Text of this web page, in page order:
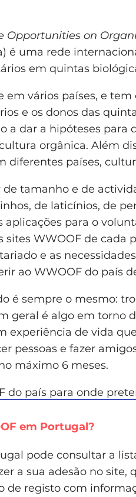
Opportunities on
é uma rede
em quintas
em vários países, e
e os donos das
a dar a hipóteses para
orgânica. Além
diferentes países,
tamanho e de
de laticínios, de
aplicações para o
WWOOF de cada
e as
ao WWOOF do país
é sempre o mesmo:
geral é algo em torno
experiência de vida
pessoas e fazer
máximo 6 meses.
do país para onde
em Portugal?
pode consultar a
a sua adesão no site,
de registo com